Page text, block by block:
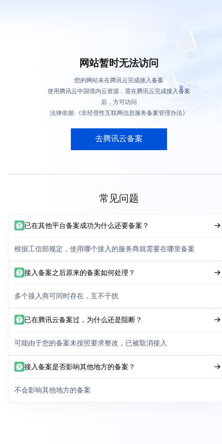
网站暂时无法访问
您的网站未在腾讯云完成接入备案
使用腾讯云中国境内云资源，需在腾讯云完成接入备案
后，方可访问
法律依据:《非经营性互联网信息服务备案管理办法》
去腾讯云备案
常见问题
已在其他平台备案成功为什么还要备案？
根据工信部规定，使用哪个接入的服务商就需要在哪里备案
接入备案之后原来的备案如何处理？
多个接入商可同时存在，互不干扰
已在腾讯云备案过，为什么还是阻断？
可能由于您的备案未按照要求整改，已被取消接入
接入备案是否影响其他地方的备案？
不会影响其他地方的备案